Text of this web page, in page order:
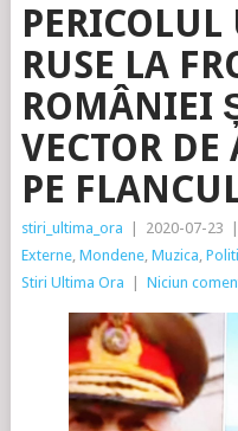
RUSE LA
ROMÂNIEI
VECTOR
PE
stiri_ultima_ora 2020-07-23
Externe, Mondene, Muzica,
Stiri Ultima Ora
Niciun